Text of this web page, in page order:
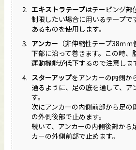
エキストラテープはテーピング部
制限したい場合に用いるテープで
あるものを使用します。
アンカー （非伸縮性テープ38ｍ
下部に沿って巻きます。この時、
運動機能が低下するので注意しま
スターアップをアンカーの内側か
通るように、足の底を通して、ア
す。
次にアンカーの内側前部から足の
の外側後部で止めます。
続いて、アンカーの内側後部から
カーの外側前部で止めます。